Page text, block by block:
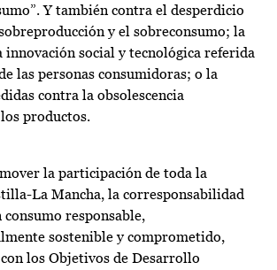
Y también contra el desperdicio
y el sobreconsumo; la
innovación social y tecnológica referida
las personas consumidoras; o la
contra la obsolescencia
productos.
la participación de toda la
La Mancha, la corresponsabilidad
responsable,
sostenible y comprometido,
los Objetivos de Desarrollo